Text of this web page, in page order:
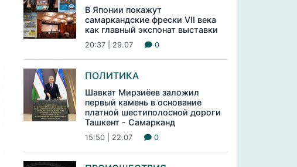
В Японии покажут
самаркандские фрески VII века
как главный экспонат выставки
20:37 | 29.07 0
ПОЛИТИКА
Шавкат Мирзиёев заложил
первый камень в основание
платной шестиполосной дороги
Ташкент - Самарканд
15:50 | 22.07 0